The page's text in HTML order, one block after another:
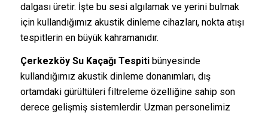
dalgası üretir. İşte bu sesi algılamak ve yerini bulmak
için kullandığımız akustik dinleme cihazları, nokta atışı
tespitlerin en büyük kahramanıdır.
Çerkezköy Su Kaçağı Tespitibünyesinde
kullandığımız akustik dinleme donanımları, dış
ortamdaki gürültüleri filtreleme özelliğine sahip son
derece gelişmiş sistemlerdir. Uzman personelimiz